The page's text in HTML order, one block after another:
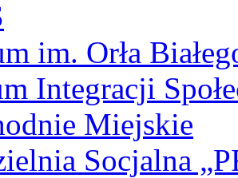
im. Orła
Integracji
Miejskie
Socjalna